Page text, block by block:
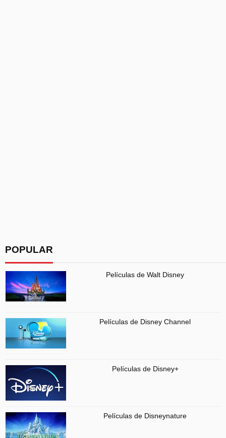
POPULAR
Películas de Walt Disney
Películas de Disney Channel
Películas de Disney+
Películas de Disneynature